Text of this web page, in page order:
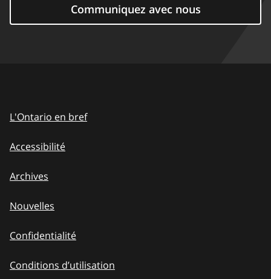
Communiquez avec nous
L'Ontario en bref
Accessibilité
Archives
Nouvelles
Confidentialité
Conditions d’utilisation